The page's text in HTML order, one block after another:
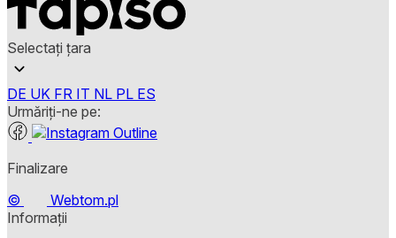
Selectați țara
DE UK FR IT NL PL ES
Urmăriți-ne pe:
Finalizare
©
Webtom.pl
Informații
Acceptă toate